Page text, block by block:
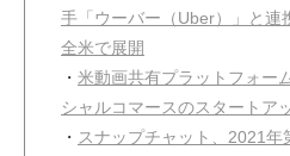
手「ウーバー（Uber）」と連
全米で展開
・ 米動画共有プラットフォー
シャルコマースのスタートア
・ スナップチャット、2021